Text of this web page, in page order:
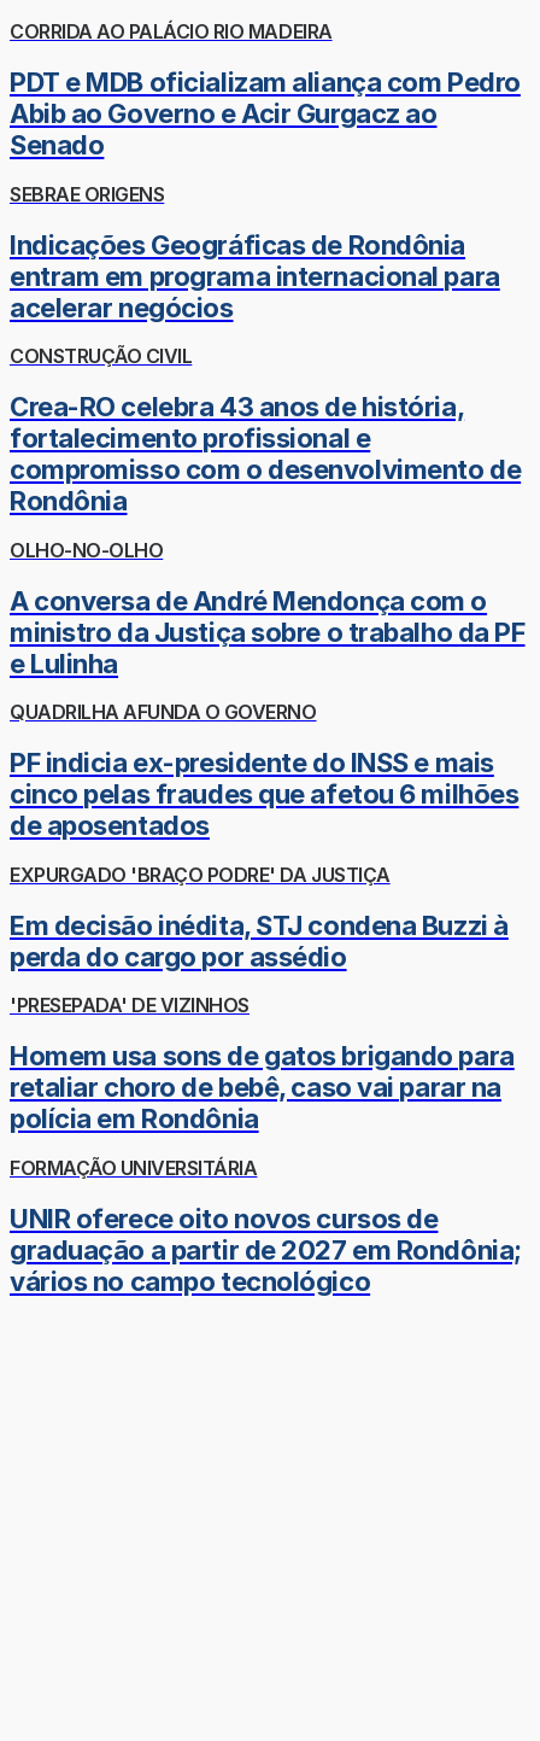
CORRIDA AO PALÁCIO RIO MADEIRA
PDT e MDB oficializam aliança com Pedro
Abib ao Governo e Acir Gurgacz ao
Senado
SEBRAE ORIGENS
Indicações Geográficas de Rondônia
entram em programa internacional para
acelerar negócios
CONSTRUÇÃO CIVIL
Crea-RO celebra 43 anos de história,
fortalecimento profissional e
compromisso com o desenvolvimento de
Rondônia
OLHO-NO-OLHO
A conversa de André Mendonça com o
ministro da Justiça sobre o trabalho da PF
e Lulinha
QUADRILHA AFUNDA O GOVERNO
PF indicia ex-presidente do INSS e mais
cinco pelas fraudes que afetou 6 milhões
de aposentados
EXPURGADO 'BRAÇO PODRE' DA JUSTIÇA
Em decisão inédita, STJ condena Buzzi à
perda do cargo por assédio
'PRESEPADA' DE VIZINHOS
Homem usa sons de gatos brigando para
retaliar choro de bebê, caso vai parar na
polícia em Rondônia
FORMAÇÃO UNIVERSITÁRIA
UNIR oferece oito novos cursos de
graduação a partir de 2027 em Rondônia;
vários no campo tecnológico